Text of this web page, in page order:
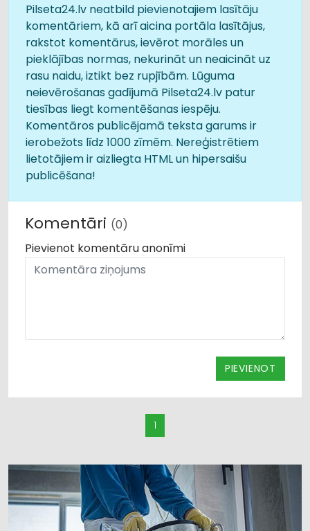
Pilseta24.lv neatbild pievienotajiem lasītāju
komentāriem, kā arī aicina portāla lasītājus,
rakstot komentārus, ievērot morāles un
pieklājības normas, nekurināt un neaicināt uz
rasu naidu, iztikt bez rupjībām. Lūguma
neievērošanas gadījumā Pilseta24.lv patur
tiesības liegt komentēšanas iespēju.
Komentāros publicējamā teksta garums ir
ierobežots līdz 1000 zīmēm. Nereģistrētiem
lietotājiem ir aizliegta HTML un hipersaišu
publicēšana!
Komentāri (0)
Pievienot komentāru anonīmi
PIEVIENOT
1